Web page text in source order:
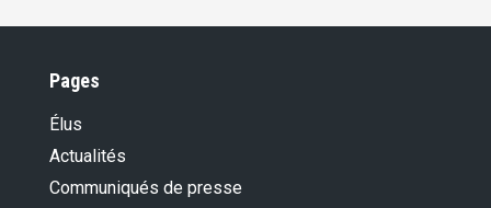
Pages
Élus
Actualités
Communiqués de presse